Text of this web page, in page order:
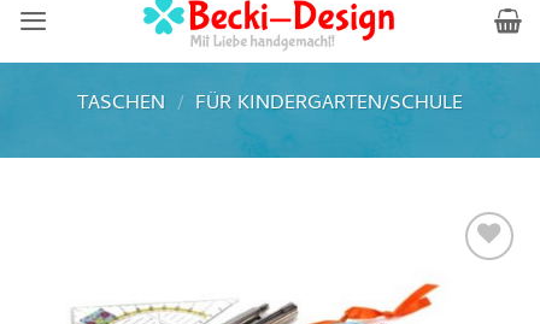
TASCHEN / FÜR KINDERGARTEN/SCHULE
Auf die
Wunschliste